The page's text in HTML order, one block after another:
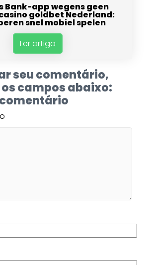
Bank-app wegens geen
goldbet Nederland:
snel mobiel spelen
Ler artigo
seu comentário,
campos abaixo: